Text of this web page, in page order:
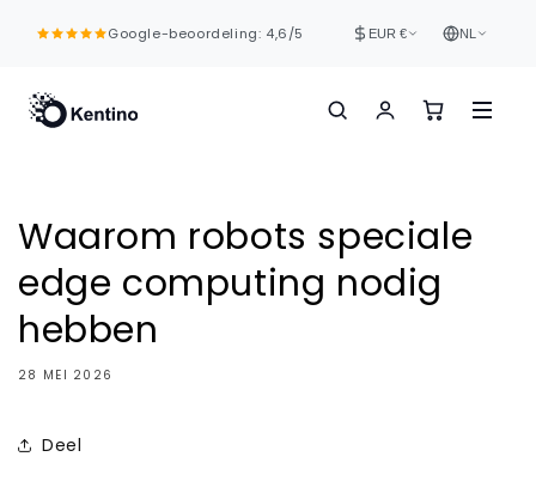
naar de
content
Google-beoordeling: 4,6/5 EUR € NL
Waarom robots speciale
edge computing nodig
hebben
28 MEI 2026
Deel